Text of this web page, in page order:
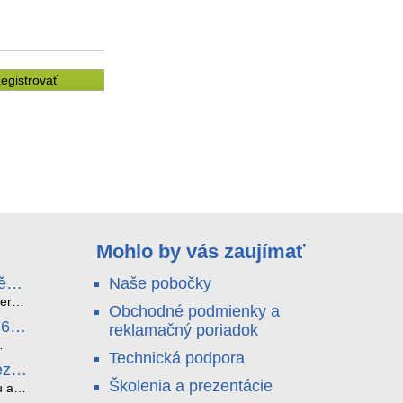
a
a
Mohlo by vás zaujímať
Naše pobočky
Obchodné podmienky a
reklamačný poriadok
Technická podpora
Školenia a prezentácie